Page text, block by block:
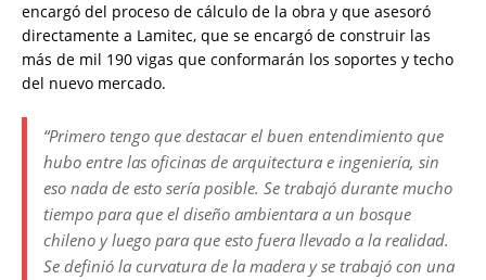
encargó del proceso de cálculo de la obra y que asesoró
directamente a Lamitec, que se encargó de construir las
más de mil 190 vigas que conformarán los soportes y techo
del nuevo mercado.
“Primero tengo que destacar el buen entendimiento que
hubo entre las oficinas de arquitectura e ingeniería, sin
eso nada de esto sería posible. Se trabajó durante mucho
tiempo para que el diseño ambientara a un bosque
chileno y luego para que esto fuera llevado a la realidad.
Se definió la curvatura de la madera y se trabajó con una